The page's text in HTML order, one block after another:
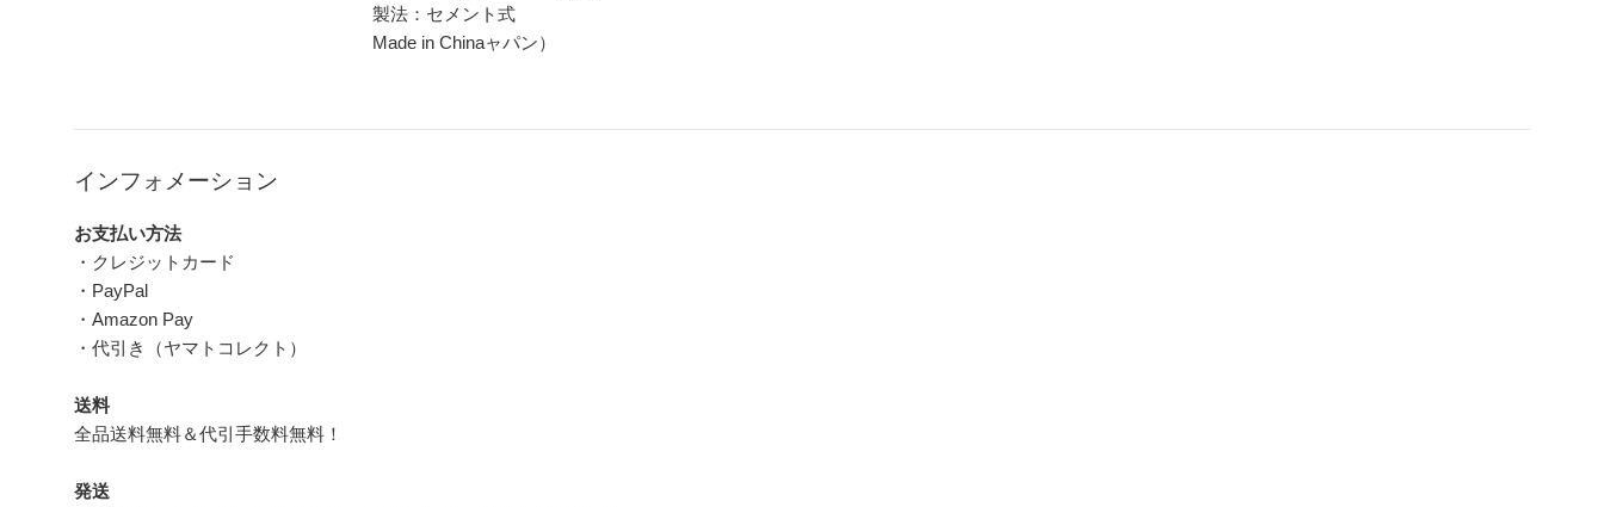
製法：セメント式
Made in Chinaャパン）
インフォメーション
お支払い方法
・クレジットカード
・PayPal
・Amazon Pay
・代引き（ヤマトコレクト）
送料
全品送料無料＆代引手数料無料！
発送